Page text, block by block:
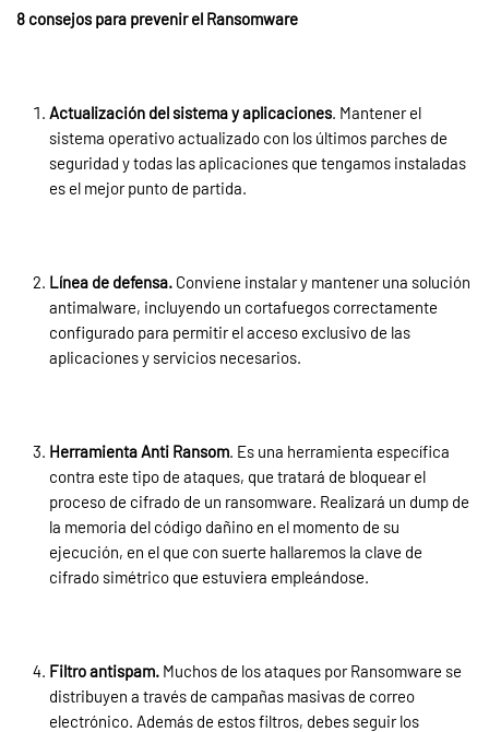
8 consejos para prevenir el Ransomware
Actualización del sistema y aplicaciones. Mantener el
sistema operativo actualizado con los últimos parches de
seguridad y todas las aplicaciones que tengamos instaladas
es el mejor punto de partida.
Línea de defensa. Conviene instalar y mantener una solución
antimalware, incluyendo un cortafuegos correctamente
configurado para permitir el acceso exclusivo de las
aplicaciones y servicios necesarios.
Herramienta Anti Ransom. Es una herramienta específica
contra este tipo de ataques, que tratará de bloquear el
proceso de cifrado de un ransomware. Realizará un dump de
la memoria del código dañino en el momento de su
ejecución, en el que con suerte hallaremos la clave de
cifrado simétrico que estuviera empleándose.
Filtro antispam. Muchos de los ataques por Ransomware se
distribuyen a través de campañas masivas de correo
electrónico. Además de estos filtros, debes seguir los